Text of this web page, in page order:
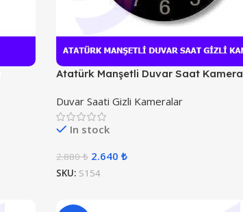
Atatürk Manşetli Duvar Saat Kamera
Duvar Saati Gizli Kameralar
In stock
2.880₺ 2.640 ₺
SKU: S154